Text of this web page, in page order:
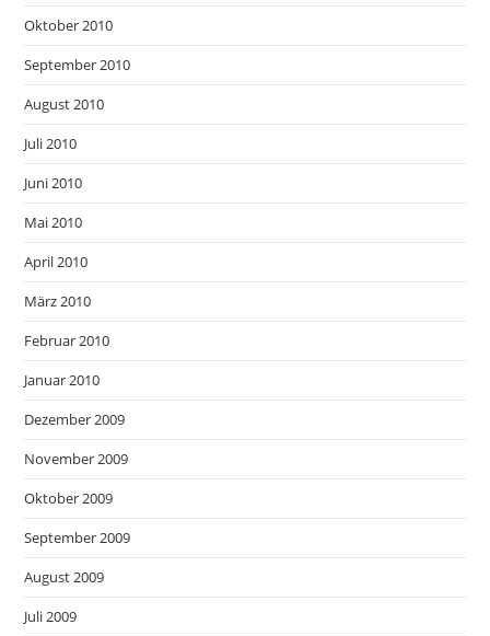
Oktober 2010
September 2010
August 2010
Juli 2010
Juni 2010
Mai 2010
April 2010
März 2010
Februar 2010
Januar 2010
Dezember 2009
November 2009
Oktober 2009
September 2009
August 2009
Juli 2009